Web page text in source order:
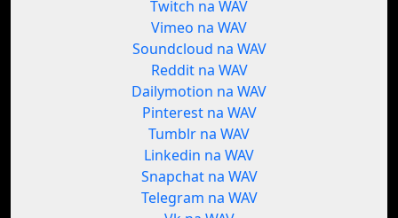
Twitch na WAV
Vimeo na WAV
Soundcloud na WAV
Reddit na WAV
Dailymotion na WAV
Pinterest na WAV
Tumblr na WAV
Linkedin na WAV
Snapchat na WAV
Telegram na WAV